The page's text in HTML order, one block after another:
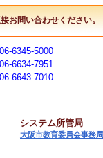
お問い合わせください。
6345-5000
6634-7951
6643-7010
システム所管局
大阪市教育委員会事務局